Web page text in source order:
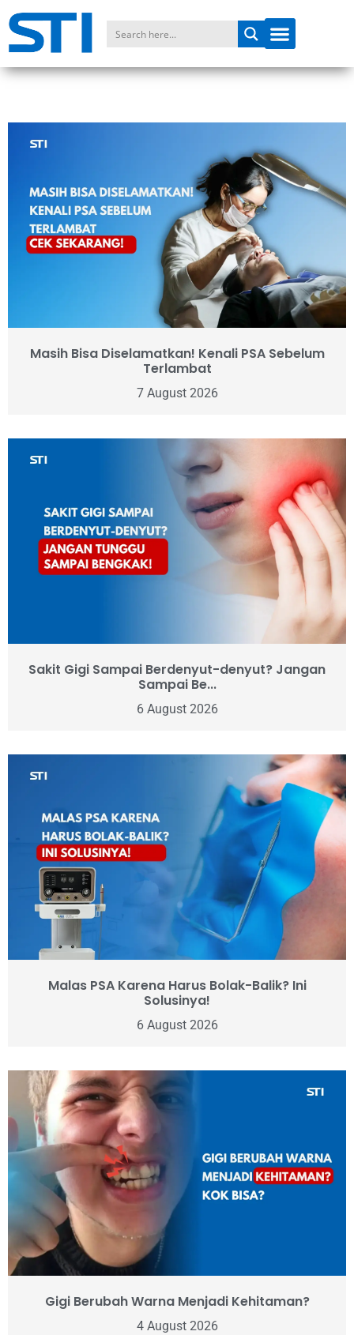
Masih Bisa Diselamatkan! Kenali PSA Sebelum
Terlambat
7 August 2026
Sakit Gigi Sampai Berdenyut-denyut? Jangan
Sampai Be...
6 August 2026
Malas PSA Karena Harus Bolak-Balik? Ini
Solusinya!
6 August 2026
Gigi Berubah Warna Menjadi Kehitaman?
4 August 2026